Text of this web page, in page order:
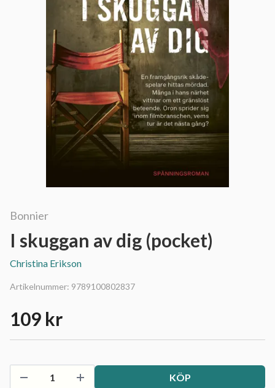
Bonnier
I skuggan av dig (pocket)
Christina Erikson
Artikelnummer: 9789100802837
109 kr
KÖP